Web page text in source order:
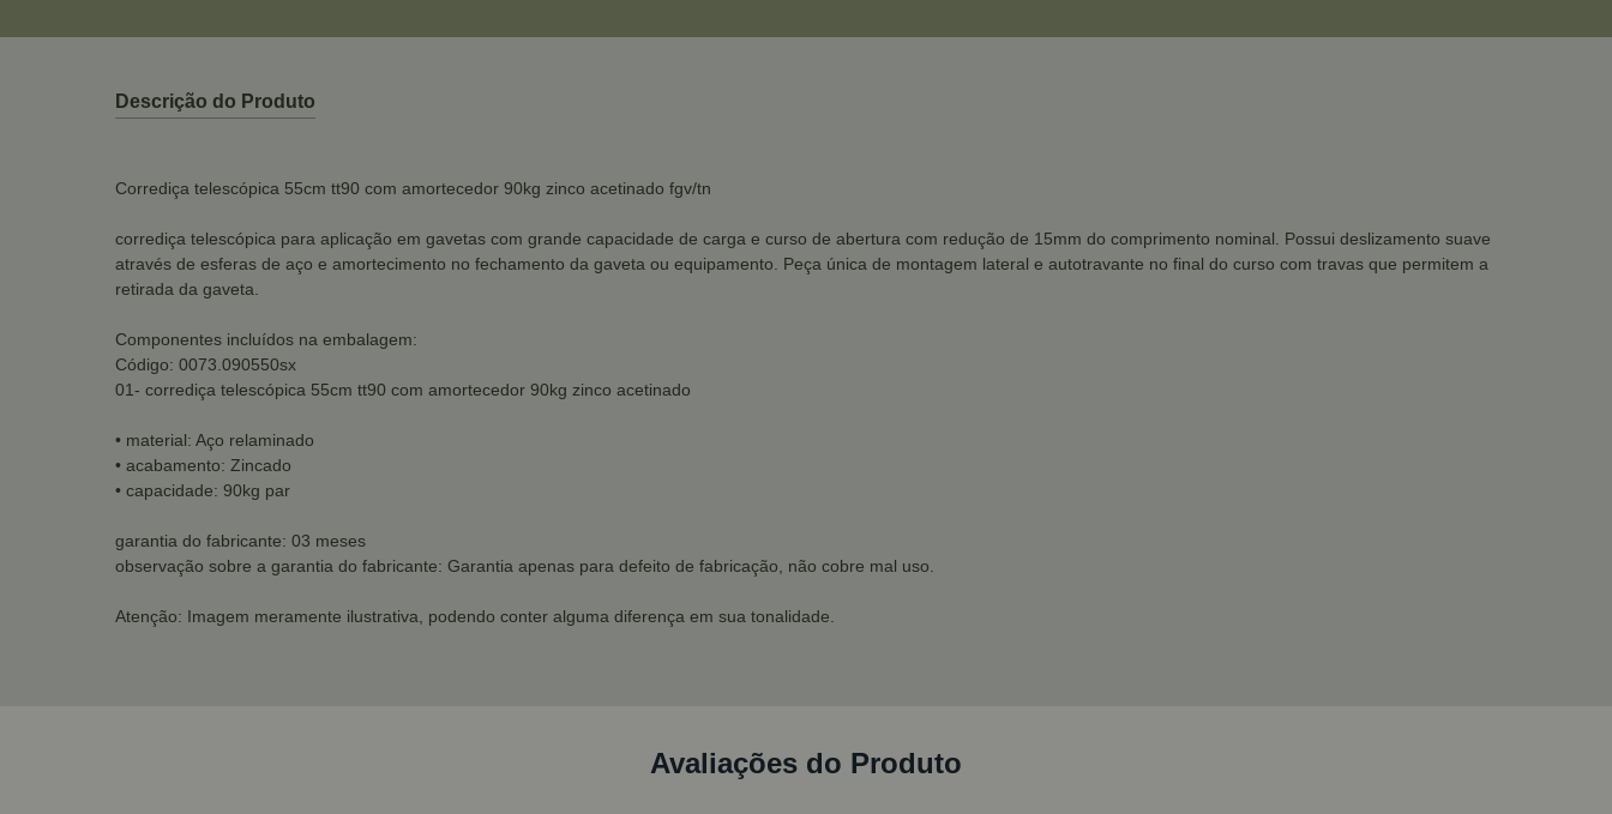
Descrição do Produto
Corrediça telescópica 55cm tt90 com amortecedor 90kg zinco acetinado fgv/tn
corrediça telescópica para aplicação em gavetas com grande capacidade de carga e curso de abertura com redução de 15mm do comprimento nominal. Possui deslizamento suave
através de esferas de aço e amortecimento no fechamento da gaveta ou equipamento. Peça única de montagem lateral e autotravante no final do curso com travas que permitem a
retirada da gaveta.
Componentes incluídos na embalagem:
Código: 0073.090550sx
01- corrediça telescópica 55cm tt90 com amortecedor 90kg zinco acetinado
• material: Aço relaminado
• acabamento: Zincado
• capacidade: 90kg par
garantia do fabricante: 03 meses
observação sobre a garantia do fabricante: Garantia apenas para defeito de fabricação, não cobre mal uso.
Atenção: Imagem meramente ilustrativa, podendo conter alguma diferença em sua tonalidade.
Avaliações do Produto